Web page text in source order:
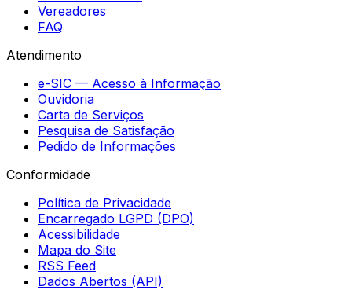
Vereadores
FAQ
Atendimento
e-SIC — Acesso à Informação
Ouvidoria
Carta de Serviços
Pesquisa de Satisfação
Pedido de Informações
Conformidade
Política de Privacidade
Encarregado LGPD (DPO)
Acessibilidade
Mapa do Site
RSS Feed
Dados Abertos (API)